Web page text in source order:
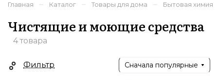
Главная – Каталог – Товары для дома – Бытовая химия
Чистящие и моющие средства
4 товара
Фильтр Сначала популярные